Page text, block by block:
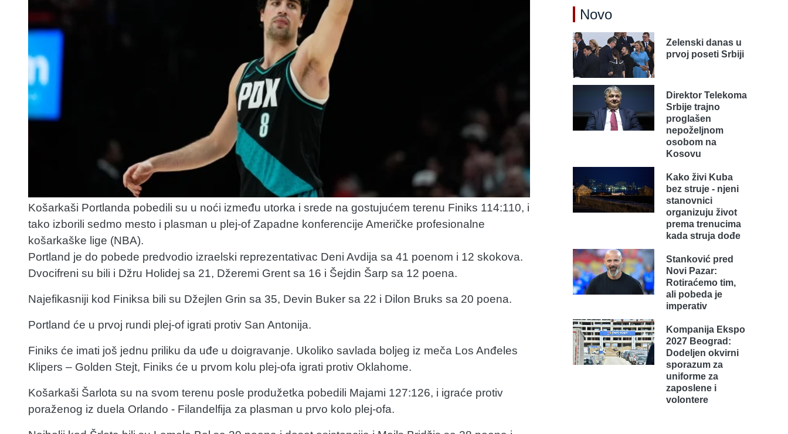
Košarkaši Portlanda pobedili su u noći između utorka i srede na gostujućem terenu Finiks 114:110, i
tako izborili sedmo mesto i plasman u plej-of Zapadne konferencije Američke profesionalne
košarkaške lige (NBA).
Portland je do pobede predvodio izraelski reprezentativac Deni Avdija sa 41 poenom i 12 skokova.
Dvocifreni su bili i Džru Holidej sa 21, Džeremi Grent sa 16 i Šejdin Šarp sa 12 poena.
Najefikasniji kod Finiksa bili su Džejlen Grin sa 35, Devin Buker sa 22 i Dilon Bruks sa 20 poena.
Portland će u prvoj rundi plej-of igrati protiv San Antonija.
Finiks će imati još jednu priliku da uđe u doigravanje. Ukoliko savlada boljeg iz meča Los Anđeles
Klipers – Golden Stejt, Finiks će u prvom kolu plej-ofa igrati protiv Oklahome.
Košarkaši Šarlota su na svom terenu posle produžetka pobedili Majami 127:126, i igraće protiv
poraženog iz duela Orlando - Filandelfija za plasman u prvo kolo plej-ofa.
Novo
Zelenski danas u
prvoj poseti Srbiji
Direktor Telekoma
Srbije trajno
proglašen
nepoželjnom
osobom na
Kosovu
Kako živi Kuba
bez struje - njeni
stanovnici
organizuju život
prema trenucima
kada struja dođe
Stanković pred
Novi Pazar:
Rotiraćemo tim,
ali pobeda je
imperativ
Kompanija Ekspo
2027 Beograd:
Dodeljen okvirni
sporazum za
uniforme za
zaposlene i
volontere